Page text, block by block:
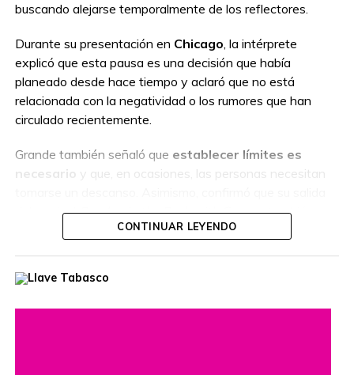
buscando alejarse temporalmente de los reflectores.
Durante su presentación en Chicago, la intérprete
explicó que esta pausa es una decisión que había
planeado desde hace tiempo y aclaró que no está
relacionada con la negatividad o los rumores que han
circulado recientemente.
Grande también señaló que establecer límites es
necesario y que, en ocasiones, las personas necesitan
del musicalSunday in the Park with Georgetambién
había sido prevista con anticipación.
confirmó que continuará con su gira hasta el final. Su
CONTINUAR LEYENDO